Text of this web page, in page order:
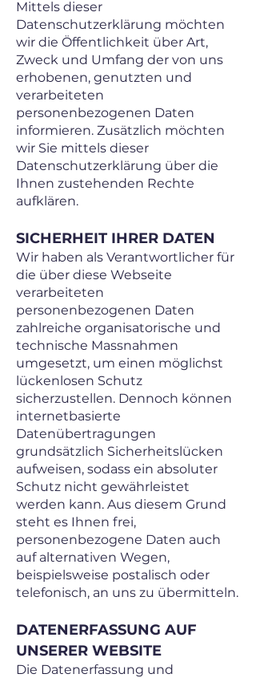
Mittels dieser
Datenschutzerklärung möchten
wir die Öffentlichkeit über Art,
Zweck und Umfang der von uns
erhobenen, genutzten und
verarbeiteten
personenbezogenen Daten
informieren. Zusätzlich möchten
wir Sie mittels dieser
Datenschutzerklärung über die
Ihnen zustehenden Rechte
aufklären.
SICHERHEIT IHRER DATEN
Wir haben als Verantwortlicher für
die über diese Webseite
verarbeiteten
personenbezogenen Daten
zahlreiche organisatorische und
technische Massnahmen
umgesetzt, um einen möglichst
lückenlosen Schutz
sicherzustellen. Dennoch können
internetbasierte
Datenübertragungen
grundsätzlich Sicherheitslücken
aufweisen, sodass ein absoluter
Schutz nicht gewährleistet
werden kann. Aus diesem Grund
steht es Ihnen frei,
personenbezogene Daten auch
auf alternativen Wegen,
beispielsweise postalisch oder
telefonisch, an uns zu übermitteln.
DATENERFASSUNG AUF
UNSERER WEBSITE
Die Datenerfassung und